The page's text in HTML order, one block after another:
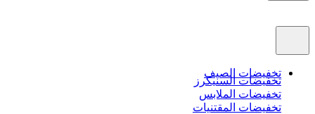
تخفيضات الصيف
تخفيضات السنيكرز
تخفيضات الملابس
تخفيضات المقتنيات